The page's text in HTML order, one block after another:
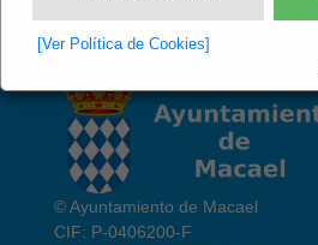
[Ver Política de Cookies]
© Ayuntamiento de Macael
CIF: P-0406200-F